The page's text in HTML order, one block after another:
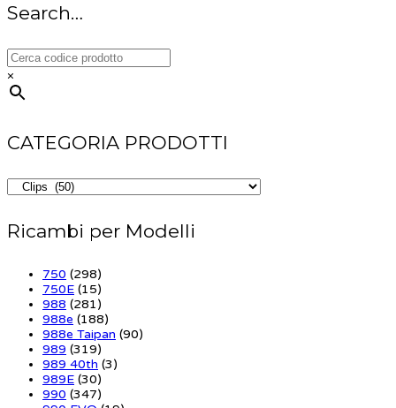
Search…
×
CATEGORIA PRODOTTI
Ricambi per Modelli
750 (298)
750E (15)
988 (281)
988e (188)
988e Taipan (90)
989 (319)
989 40th (3)
989E (30)
990 (347)